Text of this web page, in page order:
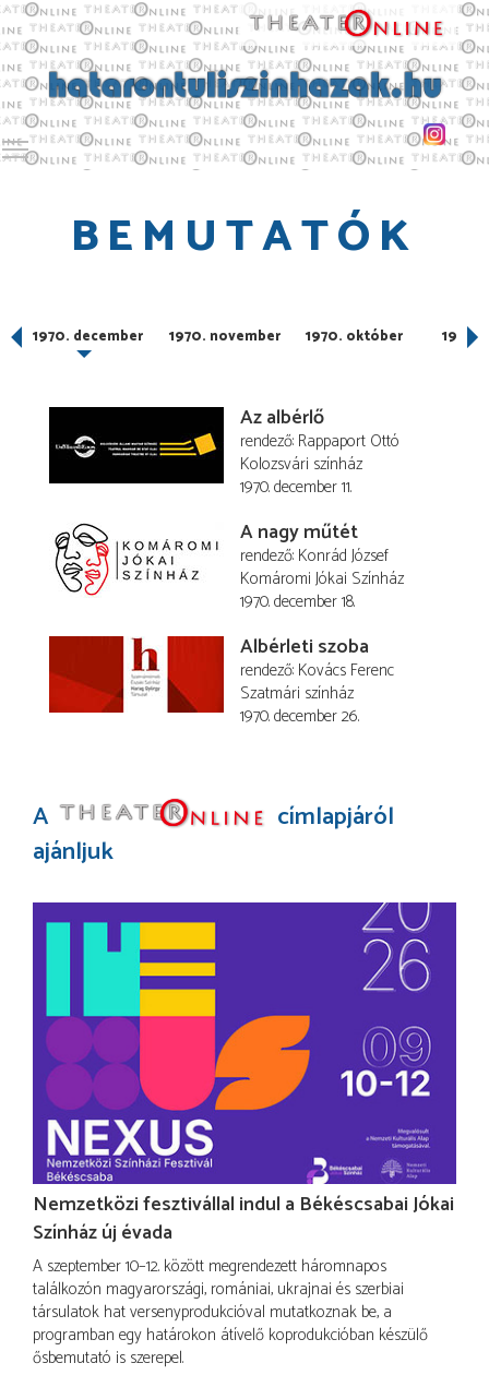
Toggle main menu visibility
BEMUTATÓK
1970. december 1970. november 1970. október 1970.
Az albérlő
rendező Rappaport Ottó
Kolozsvári színház
1970. december 11.
A nagy műtét
rendező Konrád József
Komáromi Jókai Színház
1970. december 18.
Albérleti szoba
rendező Kovács Ferenc
Szatmári színház
1970. december 26.
A
címlapjáról
ajánljuk
Nemzetközi fesztivállal indul a Békéscsabai Jókai
Színház új évada
A szeptember 10–12. között megrendezett háromnapos
találkozón magyarországi, romániai, ukrajnai és szerbiai
társulatok hat versenyprodukcióval mutatkoznak be, a
programban egy határokon átívelő koprodukcióban készülő
ősbemutató is szerepel.